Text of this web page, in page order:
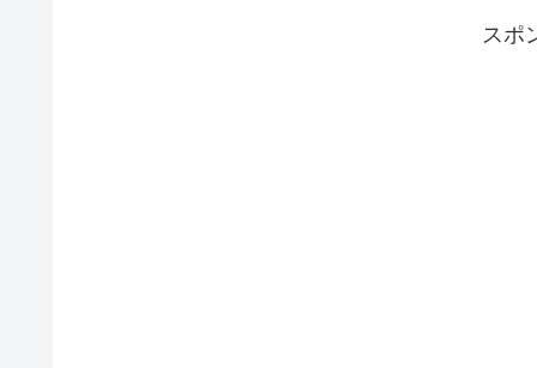
スポ